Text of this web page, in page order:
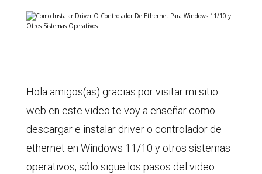
Hola amigos(as) gracias por visitar mi sitio
web en este video te voy a enseñar como
descargar e instalar driver o controlador de
ethernet en Windows 11/10 y otros sistemas
operativos, sólo sigue los pasos del video.